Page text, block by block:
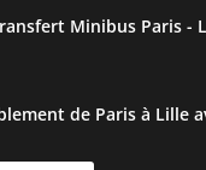
Minibus Paris -
de Paris à Lille